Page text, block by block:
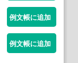
例文帳に追加
例文帳に追加